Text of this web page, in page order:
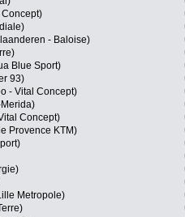
Concept)
- Baloise)
Blue Sport)
93)
- Vital Concept)
Concept)
Provence KTM)
Metropole)